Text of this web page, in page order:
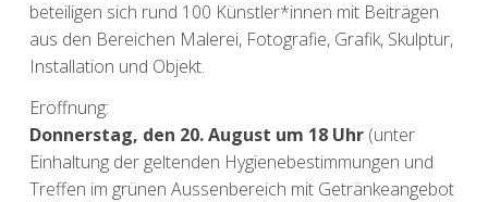
beteiligen sich rund 100 Künstler*innen mit Beiträgen
aus den Bereichen Malerei, Fotografie, Grafik, Skulptur,
Installation und Objekt.
Eröffnung:
Donnerstag, den 20. August um 18 Uhr(unter
Einhaltung der geltenden Hygienebestimmungen und
Treffen im grünen Aussenbereich mit Getränkeangebot